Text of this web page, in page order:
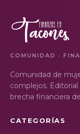
COMUNIDAD ·
Comunidad de
complejos.
brecha financiera
CATEGORÍAS